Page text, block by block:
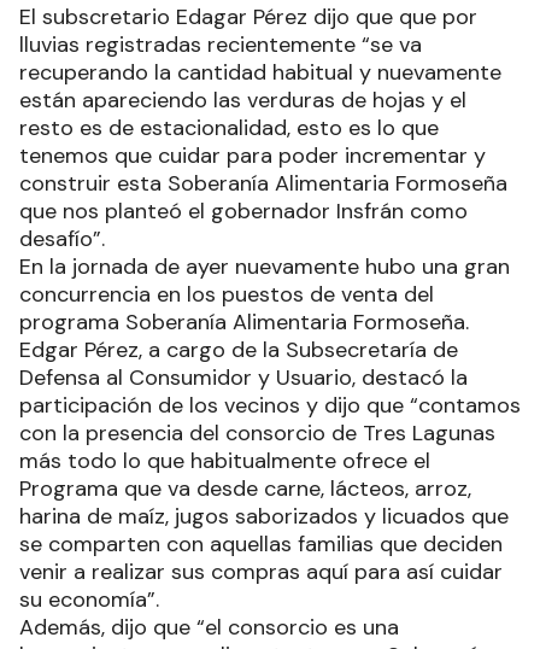
El subscretario Edagar Pérez dijo que que por
lluvias registradas recientemente “se va
recuperando la cantidad habitual y nuevamente
están apareciendo las verduras de hojas y el
resto es de estacionalidad, esto es lo que
tenemos que cuidar para poder incrementar y
construir esta Soberanía Alimentaria Formoseña
que nos planteó el gobernador Insfrán como
desafío”.
En la jornada de ayer nuevamente hubo una gran
concurrencia en los puestos de venta del
programa Soberanía Alimentaria Formoseña.
Edgar Pérez, a cargo de la Subsecretaría de
Defensa al Consumidor y Usuario, destacó la
participación de los vecinos y dijo que “contamos
con la presencia del consorcio de Tres Lagunas
más todo lo que habitualmente ofrece el
Programa que va desde carne, lácteos, arroz,
harina de maíz, jugos saborizados y licuados que
se comparten con aquellas familias que deciden
venir a realizar sus compras aquí para así cuidar
su economía”.
Además, dijo que “el consorcio es una